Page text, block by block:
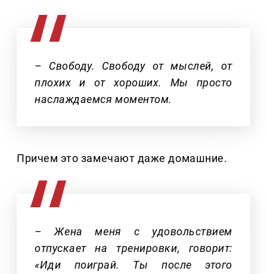
– Свободу. Свободу от мыслей, от
плохих и от хороших. Мы просто
наслаждаемся моментом.
Причем это замечают даже домашние.
– Жена меня с удовольствием
отпускает на тренировки, говорит:
«Иди поиграй. Ты после этого